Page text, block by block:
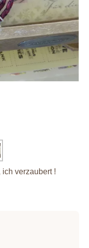
verzaubert !